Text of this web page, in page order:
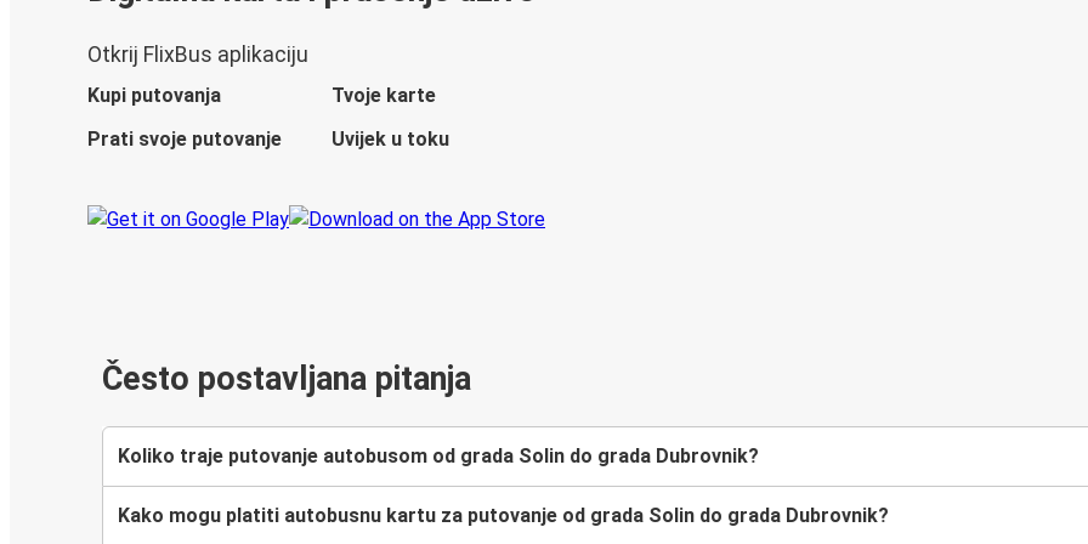
Otkrij FlixBus aplikaciju
Kupi putovanja
Tvoje karte
Prati svoje putovanje
Uvijek u toku
Često postavljana pitanja
Koliko traje putovanje autobusom od grada Solin do grada Dubrovnik?
Kako mogu platiti autobusnu kartu za putovanje od grada Solin do grada Dubrovnik?